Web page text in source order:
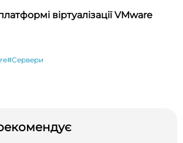
віртуалізації VMware
#Сервери